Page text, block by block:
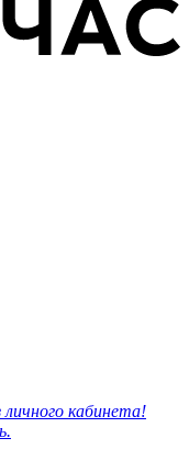
кабинета!